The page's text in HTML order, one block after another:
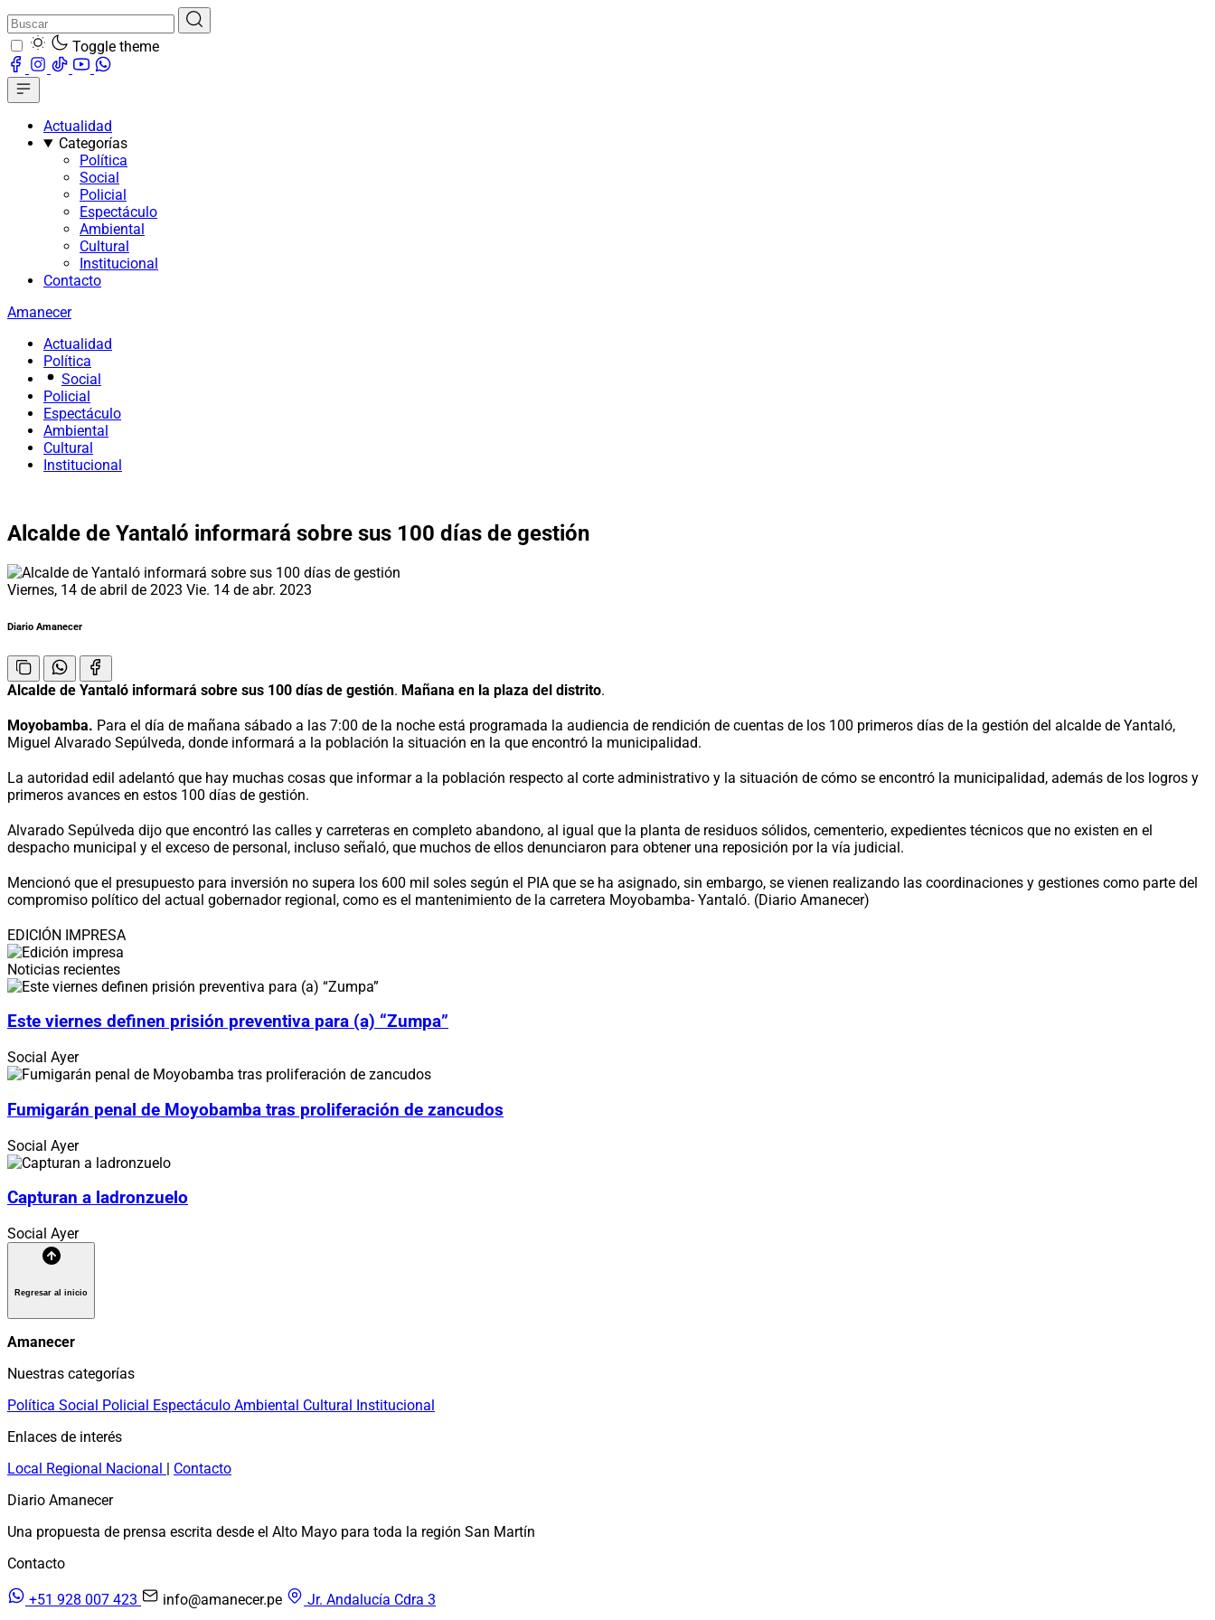
Toggle theme
Actualidad
Categorías
Política
Social
Policial
Espectáculo
Ambiental
Cultural
Institucional
Contacto
Amanecer
Actualidad
Política
Social
Policial
Espectáculo
Ambiental
Cultural
Institucional
Alcalde de Yantaló informará sobre sus 100 días de gestión
Viernes, 14 de abril de 2023 Vie. 14 de abr. 2023
Diario Amanecer
Alcalde de Yantaló informará sobre sus 100 días de gestión. Mañana en la plaza del distrito.
Moyobamba. Para el día de mañana sábado a las 7:00 de la noche está programada la audiencia de rendición de cuentas de los 100 primeros días de la gestión del alcalde de Yantaló,
Miguel Alvarado Sepúlveda, donde informará a la población la situación en la que encontró la municipalidad.
La autoridad edil adelantó que hay muchas cosas que informar a la población respecto al corte administrativo y la situación de cómo se encontró la municipalidad, además de los logros y
primeros avances en estos 100 días de gestión.
Alvarado Sepúlveda dijo que encontró las calles y carreteras en completo abandono, al igual que la planta de residuos sólidos, cementerio, expedientes técnicos que no existen en el
despacho municipal y el exceso de personal, incluso señaló, que muchos de ellos denunciaron para obtener una reposición por la vía judicial.
Mencionó que el presupuesto para inversión no supera los 600 mil soles según el PIA que se ha asignado, sin embargo, se vienen realizando las coordinaciones y gestiones como parte del
compromiso político del actual gobernador regional, como es el mantenimiento de la carretera Moyobamba- Yantaló. (Diario Amanecer)
EDICIÓN IMPRESA
Noticias recientes
Este viernes definen prisión preventiva para (a) “Zumpa”
Social Ayer
Fumigarán penal de Moyobamba tras proliferación de zancudos
Social Ayer
Capturan a ladronzuelo
Social Ayer
Regresar al inicio
Amanecer
Nuestras categorías
Política Social Policial Espectáculo Ambiental Cultural Institucional
Enlaces de interés
Local Regional Nacional | Contacto
Diario Amanecer
Una propuesta de prensa escrita desde el Alto Mayo para toda la región San Martín
Contacto
+51 928 007 423 info@amanecer.pe Jr. Andalucía Cdra 3